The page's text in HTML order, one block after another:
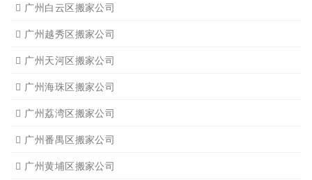
广州白云区搬家公司
广州越秀区搬家公司
广州天河区搬家公司
广州海珠区搬家公司
广州荔湾区搬家公司
广州番禺区搬家公司
广州黄埔区搬家公司